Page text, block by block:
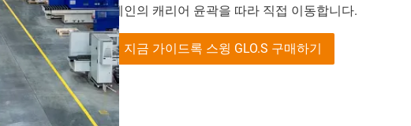
레인의 캐리어 윤곽을 따라 직접 이동합니다.
지금 가이드록 스윙 GLO.S 구매하기